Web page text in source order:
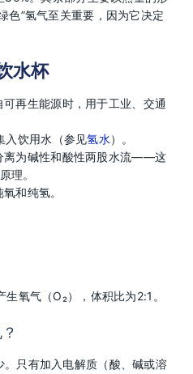
色”氢气至关重要，因为它决定
水杯
可再生能源时，用于工业、交通
入饮用水（参见氢水）。
离为碱性和酸性两股水流——这
理。
和纯氢。
氧气（O₂），体积比为2:1。
只有加入电解质（酸、碱或溶